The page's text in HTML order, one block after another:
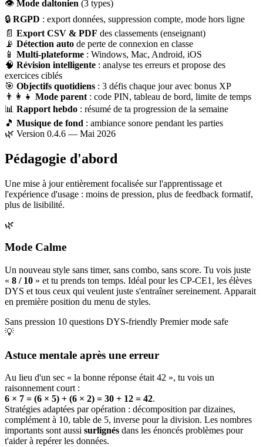
👁 Mode daltonien (3 types)
🔒 RGPD : export données, suppression compte, mode hors ligne
📄 Export CSV & PDF des classements (enseignant)
📡 Détection auto de perte de connexion en classe
📱 Multi-plateforme : Windows, Mac, Android, iOS
🧠 Révision intelligente : analyse tes erreurs et propose des
exercices ciblés
🎯 Objectifs quotidiens : 3 défis chaque jour avec bonus XP
👨‍👩‍👧 Mode parent : code PIN, tableau de bord, limite de temps
📊 Rapport hebdo : résumé de ta progression de la semaine
🎵 Musique de fond : ambiance sonore pendant les parties
🌿 Version 0.4.6 — Mai 2026
Pédagogie d'abord
Une mise à jour entièrement focalisée sur l'apprentissage et
l'expérience d'usage : moins de pression, plus de feedback formatif,
plus de lisibilité.
🌿
Mode Calme
Un nouveau style sans timer, sans combo, sans score. Tu vois juste
« 8 / 10 » et tu prends ton temps. Idéal pour les CP-CE1, les élèves
DYS et tous ceux qui veulent juste s'entraîner sereinement. Apparait
en première position du menu de styles.
Sans pression 10 questions DYS-friendly Premier mode safe
💡
Astuce mentale après une erreur
Au lieu d'un sec « la bonne réponse était 42 », tu vois un
raisonnement court :
6 × 7 = (6 × 5) + (6 × 2) = 30 + 12 = 42.
Stratégies adaptées par opération : décomposition par dizaines,
complément à 10, table de 5, inverse pour la division. Les nombres
importants sont aussi surlignés dans les énoncés problèmes pour
t'aider à repérer les données.